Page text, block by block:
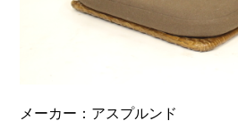
メーカー：アスプルンド